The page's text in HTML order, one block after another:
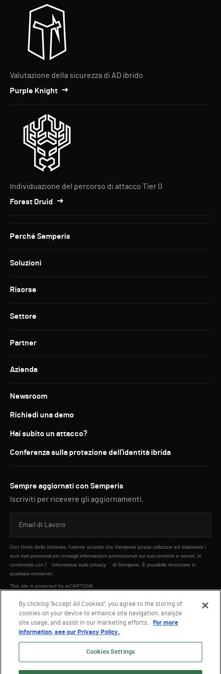
Valutazione della sicurezza di AD ibrido
Purple Knight
Individuazione del percorso di attacco Tier 0
Forest Druid
Perché Semperis
Soluzioni
Risorse
Settore
Partner
Azienda
Newsroom
Richiedi una demo
Hai subito un attacco?
Conferenza sulla protezione dell'identità ibrida
Sempre aggiornati con Semperis
Iscriviti per ricevere gli aggiornamenti.
Con l'invio della richiesta, l'utente accetta che Semperis possa utilizzare ed elaborare i
suoi dati personali per inviargli informazioni promozionali sui suoi prodotti e servizi, in
conformità con l'
Informativa sulla privacy
di Semperis. È possibile rinunciare in
qualsiasi momento.
This site is protected by reCAPTCHA.
INVIA
By clicking “Accept All Cookies”, you agree to the storing of
cookies on your device to enhance site navigation, analyze
site usage, and assist in our marketing efforts.
For more
information, see our Privacy Policy.
Cookies Settings